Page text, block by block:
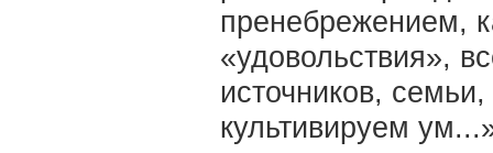
пренебрежением,
«удовольствия»,
источников,
культивируем